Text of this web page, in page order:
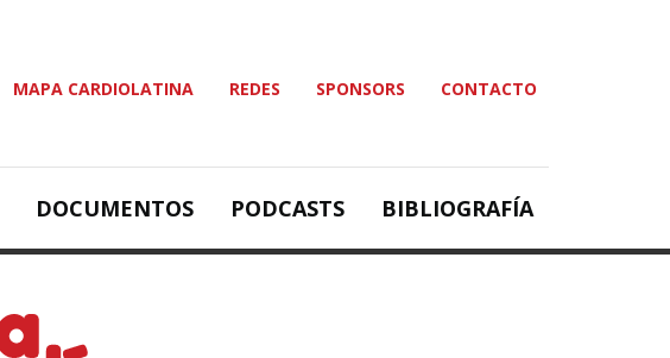
MAPA CARDIOLATINA REDES SPONSORS CONTACTO
DOCUMENTOS PODCASTS BIBLIOGRAFÍA